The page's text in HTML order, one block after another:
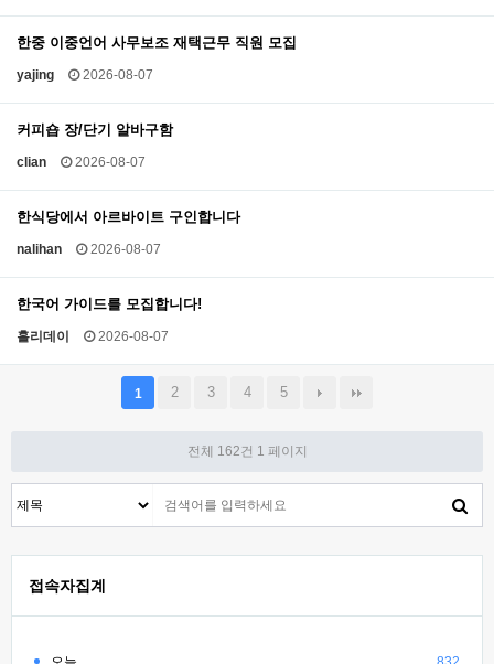
한중 이중언어 사무보조 재택근무 직원 모집
yajing 2026-08-07
커피숍 장/단기 알바구함
clian 2026-08-07
한식당에서 아르바이트 구인합니다
nalihan 2026-08-07
한국어 가이드를 모집합니다!
홀리데이 2026-08-07
1 2 3 4 5
전체 162건 1 페이지
접속자집계